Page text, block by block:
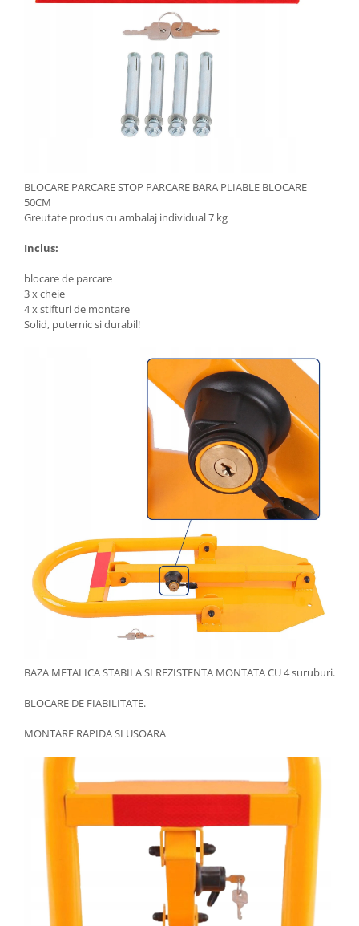
BLOCARE PARCARE STOP PARCARE BARA PLIABLE BLOCARE
50CM
Greutate produs cu ambalaj individual 7 kg
Inclus:
blocare de parcare
3 x cheie
4 x stifturi de montare
Solid, puternic si durabil!
BAZA METALICA STABILA SI REZISTENTA MONTATA CU 4 suruburi.
BLOCARE DE FIABILITATE.
MONTARE RAPIDA SI USOARA